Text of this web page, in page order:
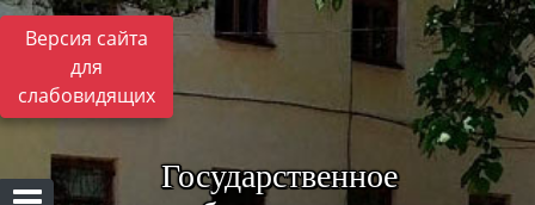
Версия сайта
для
слабовидящих
Государственное